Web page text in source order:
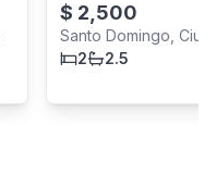
$ 2,500
Santo Domingo,
2
2.5